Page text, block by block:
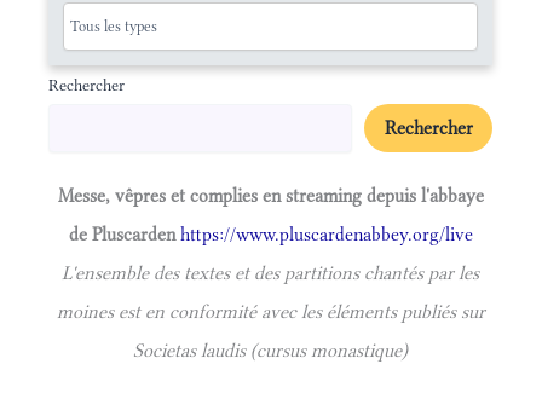
Rechercher
Rechercher
Messe, vêpres et complies en streaming depuis l'abbaye
de Pluscardenhttps://www.pluscardenabbey.org/live
L'ensemble des textes et des partitions chantés par les
moines est en conformité avec les éléments publiés sur
Societas laudis (cursus monastique)